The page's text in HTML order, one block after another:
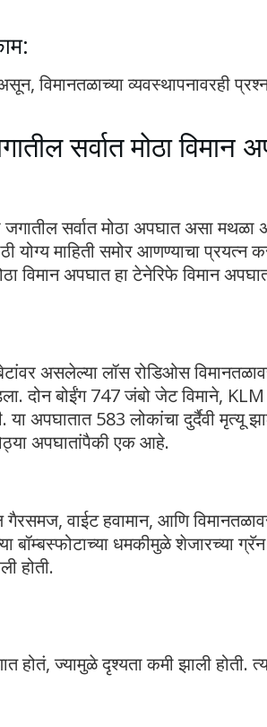
विमानतळाच्या व्यवस्थापनावरही
सर्वात मोठा विमान
जगातील सर्वात मोठा अपघात असा मथळा
योग्य माहिती समोर आणण्याचा प्रयत्न
विमान अपघात हा टेनेरिफे विमान
असलेल्या लॉस रोडिओस
दोन बोईंग 747 जंबो जेट विमाने,
अपघातात 583 लोकांचा दुर्दैवी मृत्यू
अपघातांपैकी एक आहे.
वाईट हवामान, आणि
बॉम्बस्फोटाच्या धमकीमुळे शेजारच्या ग्रॅन
होती.
होतं, ज्यामुळे दृश्यता कमी झाली होती.